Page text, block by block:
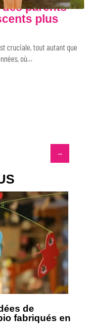
parents
plus
cruciale, tout autant que
où…
de
fabriqués en